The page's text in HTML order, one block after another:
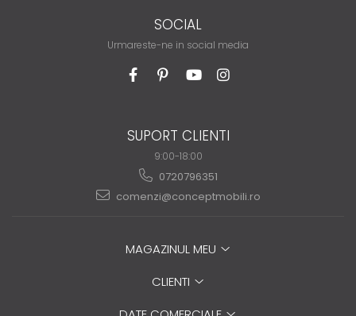
SOCIAL
Urmareste-ne in social media
SUPORT CLIENTI
9:00-18:00
0720796351
comenzi@conceptmobili.ro
MAGAZINUL MEU
CLIENTI